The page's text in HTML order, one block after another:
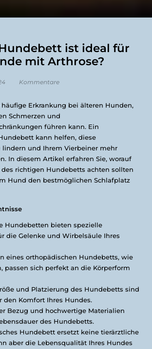
ist ideal für
mit Arthrose?
Kommentare
Erkrankung bei älteren Hunden,
Schmerzen und
führen kann. Ein
kann helfen, diese
lindern und Ihrem Vierbeiner mehr
In diesem Artikel erfahren Sie, worauf
des richtigen Hundebetts achten sollten
Hund den bestmöglichen Schlafplatz
Hundebetten bieten spezielle
die Gelenke und Wirbelsäule Ihres
eines orthopädischen Hundebetts, wie
passen sich perfekt an die Körperform
und Platzierung des Hundebetts sind
den Komfort Ihres Hundes.
Bezug und hochwertige Materialien
des Hundebetts.
Hundebett ersetzt keine tierärztliche
aber die Lebensqualität Ihres Hundes